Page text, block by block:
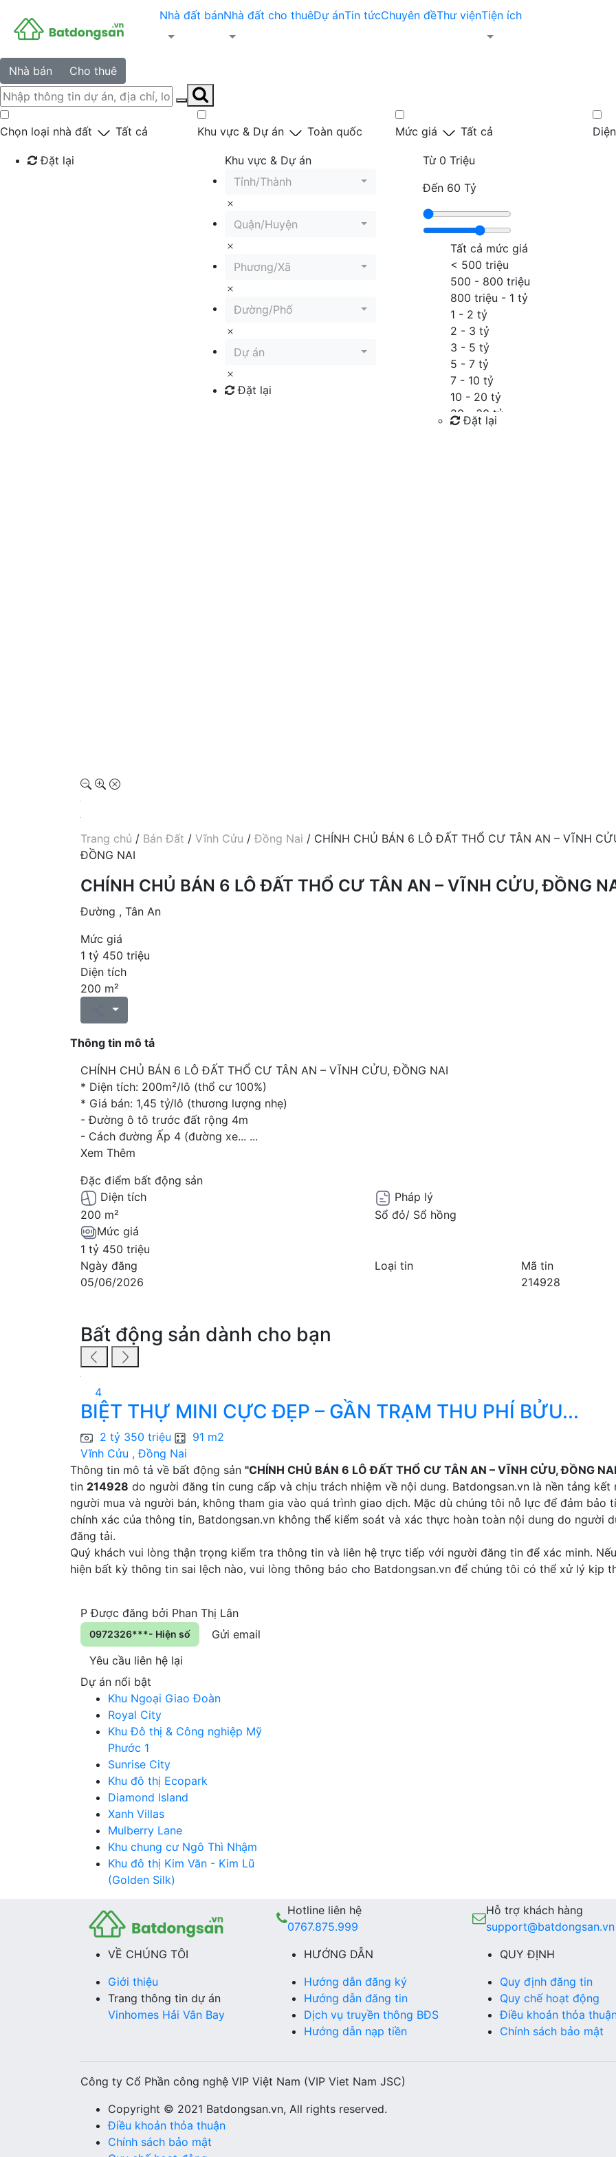
Nhà đất bánNhà đất cho thuêDự ánTin tứcChuyên đềThư việnTiện ích
Nhà bán Cho thuê
Chọn loại nhà đất Tất cả
Đặt lại
Khu vực & Dự án Toàn quốc
Khu vực & Dự án
Tỉnh/Thành
Quận/Huyện
Phương/Xã
Đường/Phố
Dự án
Đặt lại
Mức giá Tất cả
Từ 0 Triệu
Đến 60 Tỷ
Tất cả mức giá
< 500 triệu
500 - 800 triệu
800 triệu - 1 tỷ
1 - 2 tỷ
2 - 3 tỷ
3 - 5 tỷ
5 - 7 tỷ
7 - 10 tỷ
10 - 20 tỷ
20 - 30 tỷ
30 - 40 tỷ
Đặt lại
Trang chủ / Bán Đất / Vĩnh Cửu / Đồng Nai / CHÍNH CHỦ BÁN 6 LÔ ĐẤT THỔ CƯ TÂN AN – VĨNH
ĐỒNG NAI
CHÍNH CHỦ BÁN 6 LÔ ĐẤT THỔ CƯ TÂN AN – VĨNH CỬU, ĐỒNG
Đường , Tân An
Mức giá
1 tỷ 450 triệu
Diện tích
200 m²
Thông tin mô tả
CHÍNH CHỦ BÁN 6 LÔ ĐẤT THỔ CƯ TÂN AN – VĨNH CỬU, ĐỒNG NAI
* Diện tích: 200m²/lô (thổ cư 100%)
* Giá bán: 1,45 tỷ/lô (thương lượng nhẹ)
- Đường ô tô trước đất rộng 4m
- Cách đường Ấp 4 (đường xe... ...
Xem Thêm
Đặc điểm bất động sản
Diện tích
200 m²
Pháp lý
Sổ đỏ/ Sổ hồng
Mức giá
1 tỷ 450 triệu
Ngày đăng
05/06/2026
Loại tin
Mã tin
214928
Bất động sản dành cho bạn
4
BIỆT THỰ MINI CỰC ĐẸP – GẦN TRẠM THU PHÍ BỬU...
2 tỷ 350 triệu
91 m2
Vĩnh Cửu , Đồng Nai
Thông tin mô tả về bất động sản "CHÍNH CHỦ BÁN 6 LÔ ĐẤT THỔ CƯ TÂN AN – VĨNH CỬU, ĐỒNG
tin 214928 do người đăng tin cung cấp và chịu trách nhiệm về nội dung. Batdongsan.vn là nền tảng kết
người mua và người bán, không tham gia vào quá trình giao dịch. Mặc dù chúng tôi nỗ lực để đảm bảo
chính xác của thông tin, Batdongsan.vn không thể kiểm soát và xác thực hoàn toàn nội dung do người
đăng tải.
Quý khách vui lòng thận trọng kiểm tra thông tin và liên hệ trực tiếp với người đăng tin để xác minh.
hiện bất kỳ thông tin sai lệch nào, vui lòng thông báo cho Batdongsan.vn để chúng tôi có thể xử lý kịp
P Được đăng bởi Phan Thị Lân
0972326***- Hiện số
Gửi email
Yêu cầu liên hệ lại
Dự án nổi bật
Khu Ngoại Giao Đoàn
Royal City
Khu Đô thị & Công nghiệp Mỹ
Phước 1
Sunrise City
Khu đô thị Ecopark
Diamond Island
Xanh Villas
Mulberry Lane
Khu chung cư Ngô Thì Nhậm
Khu đô thị Kim Văn - Kim Lũ
(Golden Silk)
Hotline liên hệ
0767.875.999
Hỗ trợ khách hàng
support@batdongsan.vn
VỀ CHÚNG TÔI
Giới thiệu
Trang thông tin dự án
Vinhomes Hải Vân Bay
HƯỚNG DẪN
Hướng dẫn đăng ký
Hướng dẫn đăng tin
Dịch vụ truyền thông BĐS
Hướng dẫn nạp tiền
QUY ĐỊNH
Quy định đăng tin
Quy chế hoạt động
Điều khoản thỏa
Chính sách bảo mật
Công ty Cổ Phần công nghệ VIP Việt Nam (VIP Viet Nam JSC)
Copyright © 2021 Batdongsan.vn, All rights reserved.
Điều khoản thỏa thuận
Chính sách bảo mật